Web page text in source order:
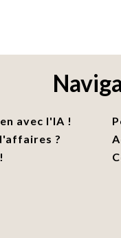
avec l'IA !
?